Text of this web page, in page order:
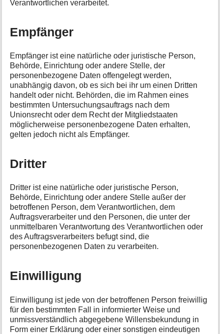
Verantwortlichen verarbeitet.
Empfänger
Empfänger ist eine natürliche oder juristische Person,
Behörde, Einrichtung oder andere Stelle, der
personenbezogene Daten offengelegt werden,
unabhängig davon, ob es sich bei ihr um einen Dritten
handelt oder nicht. Behörden, die im Rahmen eines
bestimmten Untersuchungsauftrags nach dem
Unionsrecht oder dem Recht der Mitgliedstaaten
möglicherweise personenbezogene Daten erhalten,
gelten jedoch nicht als Empfänger.
Dritter
Dritter ist eine natürliche oder juristische Person,
Behörde, Einrichtung oder andere Stelle außer der
betroffenen Person, dem Verantwortlichen, dem
Auftragsverarbeiter und den Personen, die unter der
unmittelbaren Verantwortung des Verantwortlichen oder
des Auftragsverarbeiters befugt sind, die
personenbezogenen Daten zu verarbeiten.
Einwilligung
Einwilligung ist jede von der betroffenen Person freiwillig
für den bestimmten Fall in informierter Weise und
unmissverständlich abgegebene Willensbekundung in
Form einer Erklärung oder einer sonstigen eindeutigen